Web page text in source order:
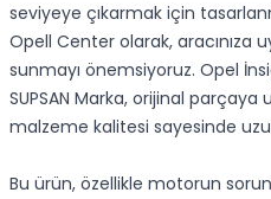
seviyeye çıkarmak için
Opell Center olarak, aracınıza
sunmayı önemsiyoruz. Opel
SUPSAN Marka, orijinal parçaya
malzeme kalitesi sayesinde
Bu ürün, özellikle motorun